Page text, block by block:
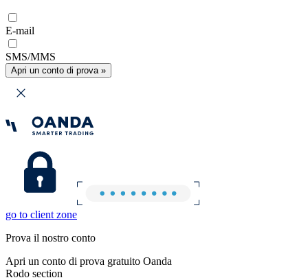
E-mail
SMS/MMS
Apri un conto di prova »
go to client zone
Prova il nostro conto
Apri un conto di prova gratuito Oanda
Rodo section